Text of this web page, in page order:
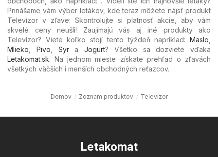
Prinášame vám výber letákov, kde teraz môžete nájsť produkt
Televízor v zľave: Skontrolujte si platnosť akcie, aby vám
skvelé ceny neušli! Zaujímajú vás aj iné produkty ako
Televízor? Viete koľko stojí tento týždeň napríklad: Maslo
Mlieko
Pivo Syra Jogurt? Všetko sa dozviete vďaka
Letakomat.sk. Na jednom mieste získate prehľad o zľavách
všetkých väčších i menších obchodných reťazcov.
Domov Zoznam produktov Televízor
Letakomat